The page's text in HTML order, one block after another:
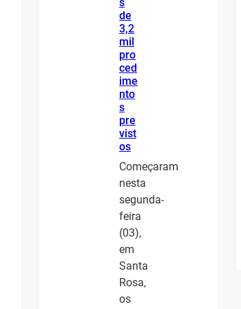
s
de
3,2
mil
pro
ced
ime
nto
s
pre
vist
os
Começaram
nesta
segunda-
feira
(03),
em
Santa
Rosa,
os